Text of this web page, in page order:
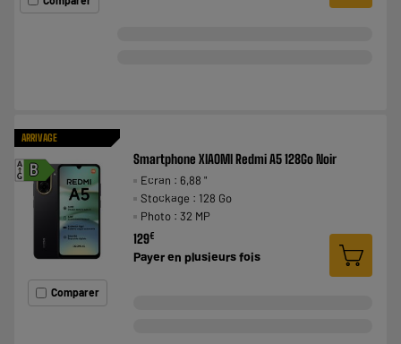
ARRIVAGE
B
A
G
Comparer
Smartphone XIAOMI Redmi A5 128Go Noir
Ecran : 6,88 "
Stockage : 128 Go
Photo : 32 MP
129€
Payer en plusieurs fois